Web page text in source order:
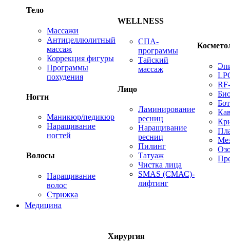
Тело
Массажи
Антицеллюлитный
массаж
Коррекция фигуры
Программы
похудения
Ногти
Маникюр/педикюр
Наращивание
ногтей
Волосы
Наращивание
волос
Стрижка
WELLNESS
СПА-
программы
Тайский
массаж
Лицо
Ламинирование
ресниц
Наращивание
ресниц
Пилинг
Татуаж
Чистка лица
SMAS (СМАС)-
лифтинг
Медицина
Хирургия